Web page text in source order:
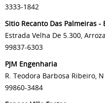
3333-1842
Sitio Recanto Das Palmeiras -
Estrada Velha De 5.300,
99837-6303
PJM Engenharia
R. Teodora Barbosa Ribeiro,
99860-3484